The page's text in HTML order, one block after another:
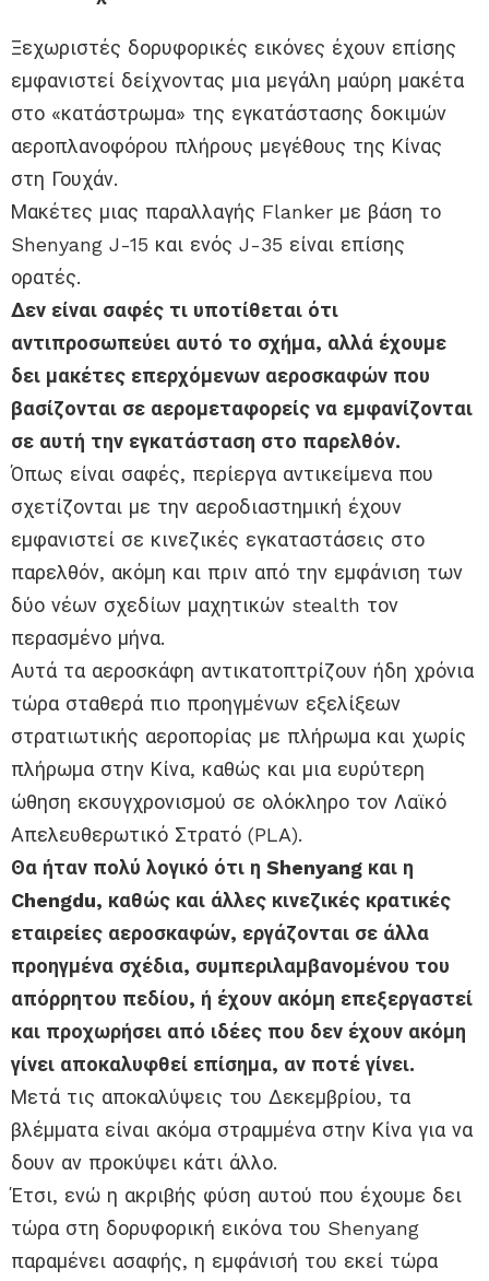
Ξεχωριστές δορυφορικές εικόνες έχουν επίσης
εμφανιστεί δείχνοντας μια μεγάλη μαύρη μακέτα
στο «κατάστρωμα» της εγκατάστασης δοκιμών
αεροπλανοφόρου πλήρους μεγέθους της Κίνας
στη Γουχάν.
Μακέτες μιας παραλλαγής Flanker με βάση το
Shenyang J-15 και ενός J-35 είναι επίσης
ορατές.
Δεν είναι σαφές τι υποτίθεται ότι
αντιπροσωπεύει αυτό το σχήμα, αλλά έχουμε
δει μακέτες επερχόμενων αεροσκαφών που
βασίζονται σε αερομεταφορείς να εμφανίζονται
σε αυτή την εγκατάσταση στο παρελθόν.
Όπως είναι σαφές, περίεργα αντικείμενα που
σχετίζονται με την αεροδιαστημική έχουν
εμφανιστεί σε κινεζικές εγκαταστάσεις στο
παρελθόν, ακόμη και πριν από την εμφάνιση των
δύο νέων σχεδίων μαχητικών stealth τον
περασμένο μήνα.
Αυτά τα αεροσκάφη αντικατοπτρίζουν ήδη χρόνια
τώρα σταθερά πιο προηγμένων εξελίξεων
στρατιωτικής αεροπορίας με πλήρωμα και χωρίς
πλήρωμα στην Κίνα, καθώς και μια ευρύτερη
ώθηση εκσυγχρονισμού σε ολόκληρο τον Λαϊκό
Απελευθερωτικό Στρατό (PLA).
Θα ήταν πολύ λογικό ότι η Shenyang και η
Chengdu, καθώς και άλλες κινεζικές κρατικές
εταιρείες αεροσκαφών, εργάζονται σε άλλα
προηγμένα σχέδια, συμπεριλαμβανομένου του
απόρρητου πεδίου, ή έχουν ακόμη επεξεργαστεί
και προχωρήσει από ιδέες που δεν έχουν ακόμη
γίνει αποκαλυφθεί επίσημα, αν ποτέ γίνει.
Μετά τις αποκαλύψεις του Δεκεμβρίου, τα
βλέμματα είναι ακόμα στραμμένα στην Κίνα για να
δουν αν προκύψει κάτι άλλο.
Έτσι, ενώ η ακριβής φύση αυτού που έχουμε δει
τώρα στη δορυφορική εικόνα του Shenyang
παραμένει ασαφής, η εμφάνισή του εκεί τώρα